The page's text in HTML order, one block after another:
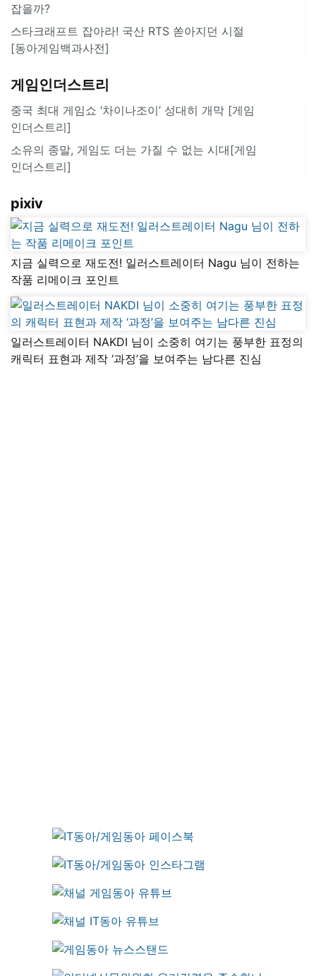
잡을까?
스타크래프트 잡아라! 국산 RTS 쏟아지던 시절
[동아게임백과사전]
게임인더스트리
중국 최대 게임쇼 ‘차이나조이’ 성대히 개막 [게임
인더스트리]
소유의 종말, 게임도 더는 가질 수 없는 시대[게임
인더스트리]
pixiv
지금 실력으로 재도전! 일러스트레이터 Nagu 님이 전하는
작품 리메이크 포인트
일러스트레이터 NAKDI 님이 소중히 여기는 풍부한 표정의
캐릭터 표현과 제작 ‘과정’을 보여주는 남다른 진심